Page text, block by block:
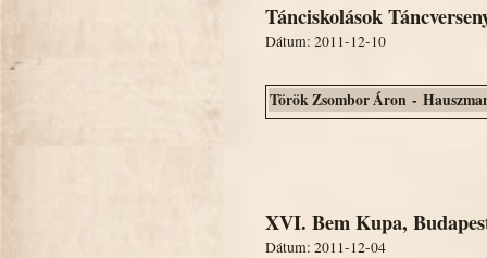
Tánciskolások
Dátum: 2011-12-10
Török Zsombor Áron -
XVI. Bem Kupa,
Dátum: 2011-12-04